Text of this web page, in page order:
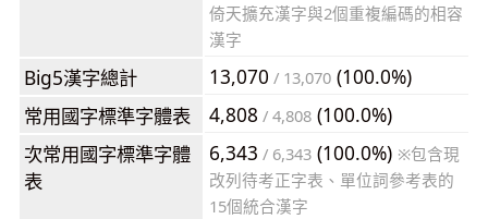
倚天擴充漢字與2個重複編碼的相容
漢字
Big5漢字總計 13,070 / 13,070 (100.0%)
常用國字標準字體表
4,808 / 4,808 (100.0%)
次常用國字標準字體
表
6,343 / 6,343 (100.0%) ※包含現
改列待考正字表、單位詞參考表的
15個統合漢字